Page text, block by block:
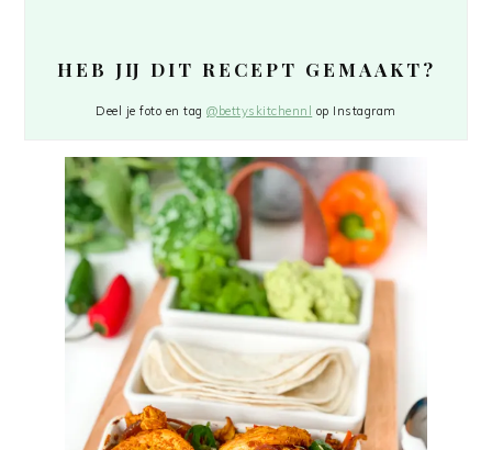
HEB JIJ DIT RECEPT GEMAAKT?
Deel je foto en tag@bettyskitchennl op Instagram